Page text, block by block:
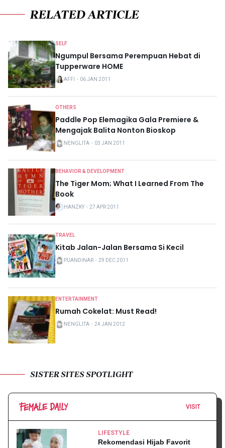
RELATED ARTICLE
SELF
Ngumpul Bersama Perempuan Hebat di
Tupperware HOME
AFFI ・ 06 JAN 2011
OTHERS
Paddle Pop Elemagika Gala Premiere &
Mengajak Balita Nonton Bioskop
NENGLITA ・ 03 JAN 2011
BEHAVIOR & DEVELOPMENT
The Tiger Mom; What I Learned From The
Book
HANZKY ・ 27 APR 2011
TRAVEL
Kitab Jalan-Jalan Bersama Si Kecil
PUANDINAR ・ 29 DEC 2011
ENTERTAINMENT
Rumah Cokelat: Must Read!
NENGLITA ・ 24 JAN 2012
SISTER SITES SPOTLIGHT
VISIT
LIFESTYLE
Rekomendasi Hijab Favorit